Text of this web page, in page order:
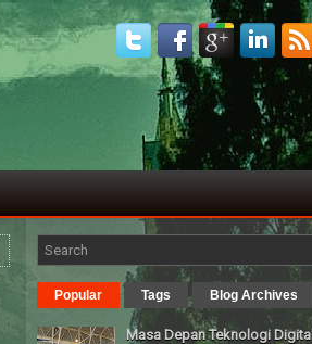
Popular Tags Blog Archives
Masa Depan Teknologi Digital